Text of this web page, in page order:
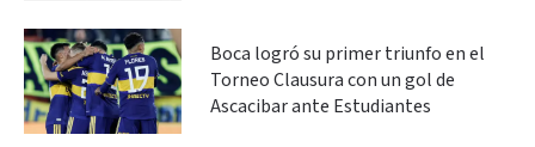
Boca logró su primer triunfo en el
Torneo Clausura con un gol de
Ascacibar ante Estudiantes